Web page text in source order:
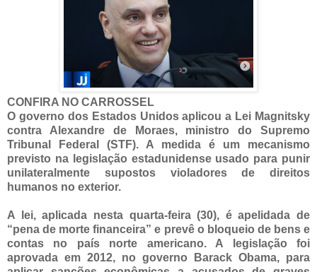
CONFIRA NO CARROSSEL
O governo dos Estados Unidos aplicou a Lei Magnitsky
contra Alexandre de Moraes, ministro do Supremo
Tribunal Federal (STF). A medida é um mecanismo
previsto na legislação estadunidense usado para punir
unilateralmente supostos violadores de direitos
humanos no exterior.
A lei, aplicada nesta quarta-feira (30), é apelidada de
“pena de morte financeira” e prevê o bloqueio de bens e
contas no país norte americano. A legislação foi
aprovada em 2012, no governo Barack Obama, para